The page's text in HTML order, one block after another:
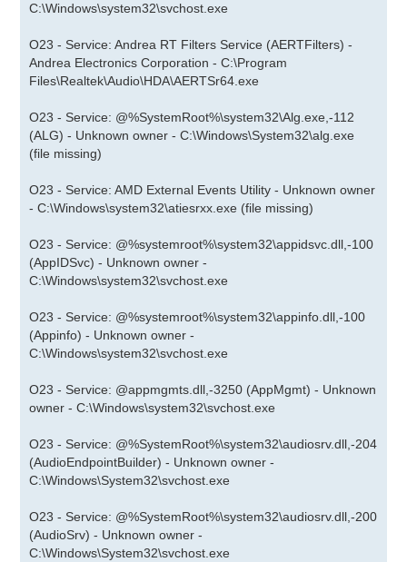
C:\Windows\system32\svchost.exe
O23 - Service: Andrea RT Filters Service (AERTFilters) -
Andrea Electronics Corporation - C:\Program
Files\Realtek\Audio\HDA\AERTSr64.exe
O23 - Service: @%SystemRoot%\system32\Alg.exe,-112
(ALG) - Unknown owner - C:\Windows\System32\alg.exe
(file missing)
O23 - Service: AMD External Events Utility - Unknown owner
- C:\Windows\system32\atiesrxx.exe (file missing)
O23 - Service: @%systemroot%\system32\appidsvc.dll,-100
(AppIDSvc) - Unknown owner -
C:\Windows\system32\svchost.exe
O23 - Service: @%systemroot%\system32\appinfo.dll,-100
(Appinfo) - Unknown owner -
C:\Windows\system32\svchost.exe
O23 - Service: @appmgmts.dll,-3250 (AppMgmt) - Unknown
owner - C:\Windows\system32\svchost.exe
O23 - Service: @%SystemRoot%\system32\audiosrv.dll,-204
(AudioEndpointBuilder) - Unknown owner -
C:\Windows\System32\svchost.exe
O23 - Service: @%SystemRoot%\system32\audiosrv.dll,-200
(AudioSrv) - Unknown owner -
C:\Windows\System32\svchost.exe